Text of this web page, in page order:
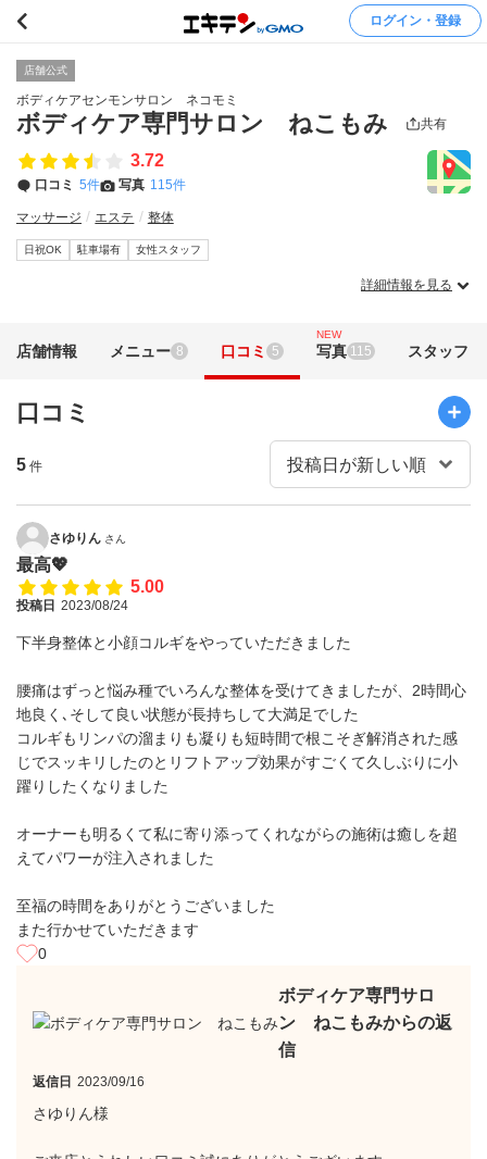
ログイン・登録
店舗公式
ボディケアセンモンサロン ネコモミ
ボディケア専門サロン ねこもみ 共有
3.72
口コミ 5件 写真 115件
マッサージ エステ 整体
日祝OK 駐車場有 女性スタッフ
詳細情報を見る
店舗情報 メニュー 8 口コミ 5
NEW
写真 115 スタッフ
口コミ
5 件
さゆりん さん
最高💖
5.00
投稿日 2023/08/24
下半身整体と小顔コルギをやっていただきました
腰痛はずっと悩み種でいろんな整体を受けてきましたが、2時間心
地良く､そして良い状態が長持ちして大満足でした
コルギもリンパの溜まりも凝りも短時間で根こそぎ解消された感
じでスッキリしたのとリフトアップ効果がすごくて久しぶりに小
躍りしたくなりました
オーナーも明るくて私に寄り添ってくれながらの施術は癒しを超
えてパワーが注入されました
至福の時間をありがとうございました
また行かせていただきます
0
ボディケア専門サロ
ン ねこもみからの返
信
返信日 2023/09/16
さゆりん様